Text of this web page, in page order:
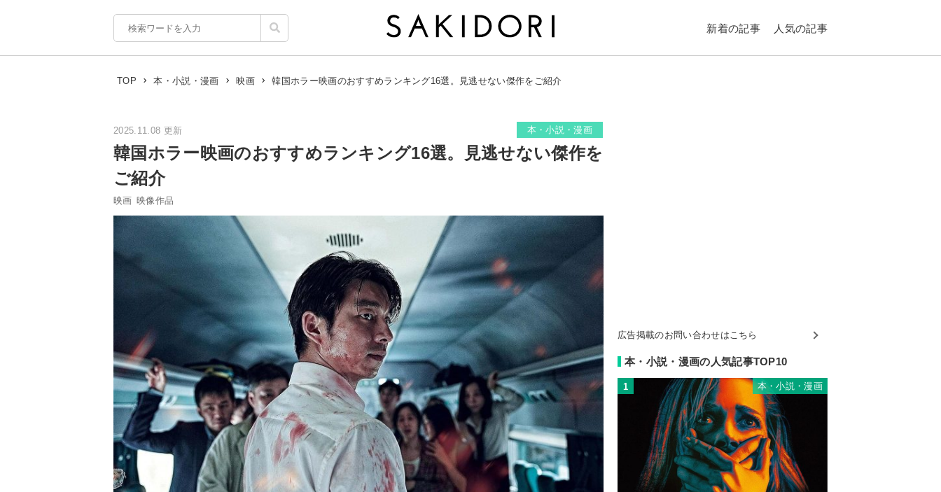
新着の記事 人気の記事
TOP 本・小説・漫画 映画 韓国ホラー映画のおすすめランキング16選。見逃せない傑作をご紹介
2025.11.08 更新 本・小説・漫画
韓国ホラー映画のおすすめランキング16選。見逃せない傑作を
ご紹介
映画 映像作品
広告掲載のお問い合わせはこちら
本・小説・漫画の人気記事TOP10
1 本・小説・漫画